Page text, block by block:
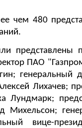
чем 480
представлены
ПАО
генеральный
Лихачев;
Лундмарк;
Михельсон;
вице-